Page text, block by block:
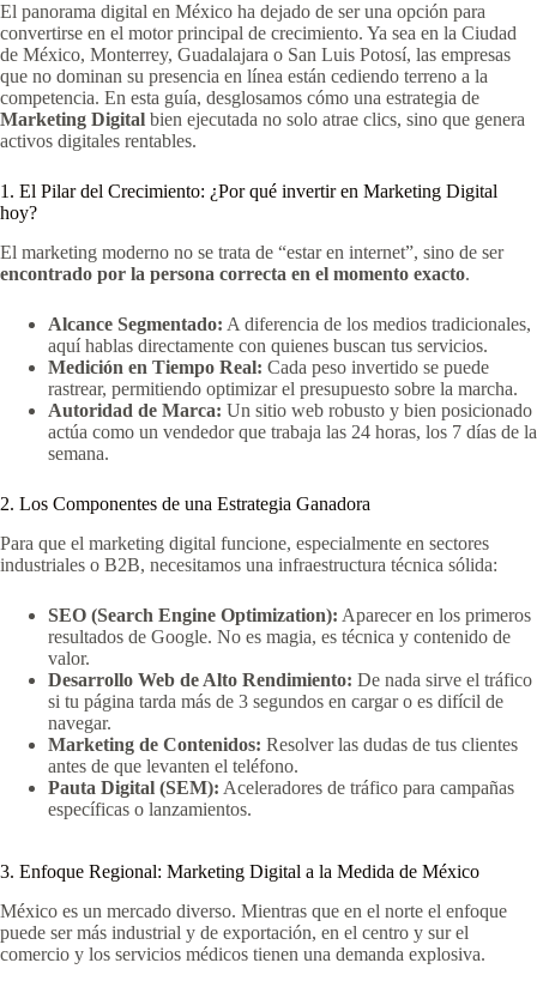
El panorama digital en México ha dejado de ser una opción para
convertirse en el motor principal de crecimiento. Ya sea en la Ciudad
de México, Monterrey, Guadalajara o San Luis Potosí, las empresas
que no dominan su presencia en línea están cediendo terreno a la
competencia. En esta guía, desglosamos cómo una estrategia de
Marketing Digital bien ejecutada no solo atrae clics, sino que genera
activos digitales rentables.
1. El Pilar del Crecimiento: ¿Por qué invertir en Marketing Digital
hoy?
El marketing moderno no se trata de “estar en internet”, sino de ser
encontrado por la persona correcta en el momento exacto.
Alcance Segmentado: A diferencia de los medios tradicionales,
aquí hablas directamente con quienes buscan tus servicios.
Medición en Tiempo Real: Cada peso invertido se puede
rastrear, permitiendo optimizar el presupuesto sobre la marcha.
Autoridad de Marca: Un sitio web robusto y bien posicionado
actúa como un vendedor que trabaja las 24 horas, los 7 días de la
semana.
2. Los Componentes de una Estrategia Ganadora
Para que el marketing digital funcione, especialmente en sectores
industriales o B2B, necesitamos una infraestructura técnica sólida:
SEO (Search Engine Optimization): Aparecer en los primeros
resultados de Google. No es magia, es técnica y contenido de
valor.
Desarrollo Web de Alto Rendimiento: De nada sirve el tráfico
si tu página tarda más de 3 segundos en cargar o es difícil de
navegar.
Marketing de Contenidos: Resolver las dudas de tus clientes
antes de que levanten el teléfono.
Pauta Digital (SEM): Aceleradores de tráfico para campañas
específicas o lanzamientos.
3. Enfoque Regional: Marketing Digital a la Medida de México
México es un mercado diverso. Mientras que en el norte el enfoque
puede ser más industrial y de exportación, en el centro y sur el
comercio y los servicios médicos tienen una demanda explosiva.